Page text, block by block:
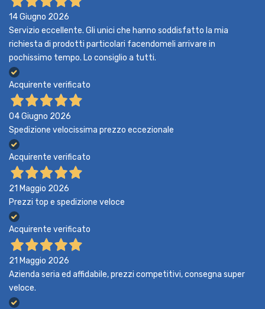
14 Giugno 2026
Servizio eccellente. Gli unici che hanno soddisfatto la mia
richiesta di prodotti particolari facendomeli arrivare in
pochissimo tempo. Lo consiglio a tutti.
Acquirente verificato
04 Giugno 2026
Spedizione velocissima prezzo eccezionale
Acquirente verificato
21 Maggio 2026
Prezzi top e spedizione veloce
Acquirente verificato
21 Maggio 2026
Azienda seria ed affidabile, prezzi competitivi, consegna super
veloce.